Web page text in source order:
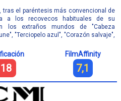
tras el paréntesis más convencional de
a los recovecos habituales de su
los extraños mundos de "Cabeza
"Terciopelo azul", "Corazón salvaje",
18
FilmAffinity
7,1